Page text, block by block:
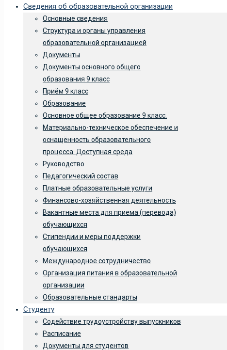
Сведения об образовательной организации
Основные сведения
Структура и органы управления
образовательной организацией
Документы
Документы основного общего
образования 9 класс
Приём 9 класс
Образование
Основное общее образование 9 класс.
Материально-техническое обеспечение и
оснащённость образовательного
процесса. Доступная среда
Руководство
Педагогический состав
Платные образовательные услуги
Финансово-хозяйственная деятельность
Вакантные места для приема (перевода)
обучающихся
Стипендии и меры поддержки
обучающихся
Международное сотрудничество
Организация питания в образовательной
организации
Образовательные стандарты
Студенту
Содействие трудоустройству выпускников
Расписание
Документы для студентов